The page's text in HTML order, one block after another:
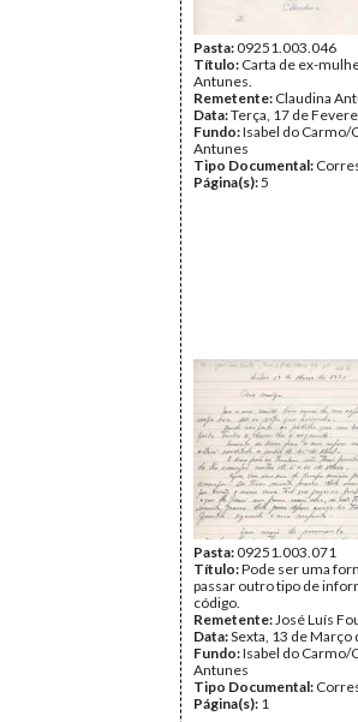
Pasta:09251.003.046
Título: Carta de ex-
Antunes.
Remetente: Claudina
Data:Terça, 17 de
Fundo:Isabel do Carmo/
Antunes
Tipo Documental:
Página(s):5
Pasta:09251.003.071
Título:Pode ser uma
passar outro tipo de
código.
Remetente:José Luís
Data:Sexta, 13 de Março
Fundo:Isabel do Carmo/
Antunes
Tipo Documental:
Página(s): 1